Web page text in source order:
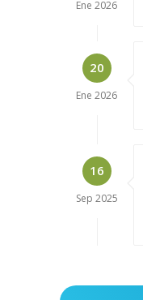
Ene 2026
20
Ene 2026
16
Sep 2025